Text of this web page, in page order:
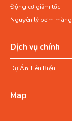
Động cơ giảm tốc
Nguyên lý bơm
Dịch vụ chính
Dự Án Tiêu Biểu
Map